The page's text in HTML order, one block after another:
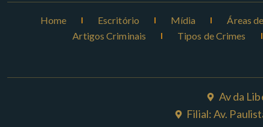
Home Escritório Mídia Áreas
Artigos Criminais
Tipos de Crimes
Av da
Filial: Av.